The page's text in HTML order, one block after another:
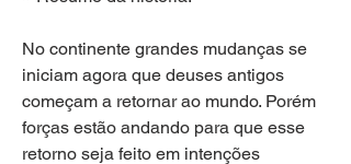
No continente grandes mudanças se
iniciam agora que deuses antigos
começam a retornar ao mundo. Porém
forças estão andando para que esse
retorno seja feito em intenções